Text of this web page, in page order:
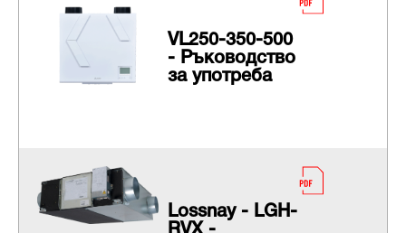
VL250-350-500
- Ръководство
за употреба
Lossnay - LGH-